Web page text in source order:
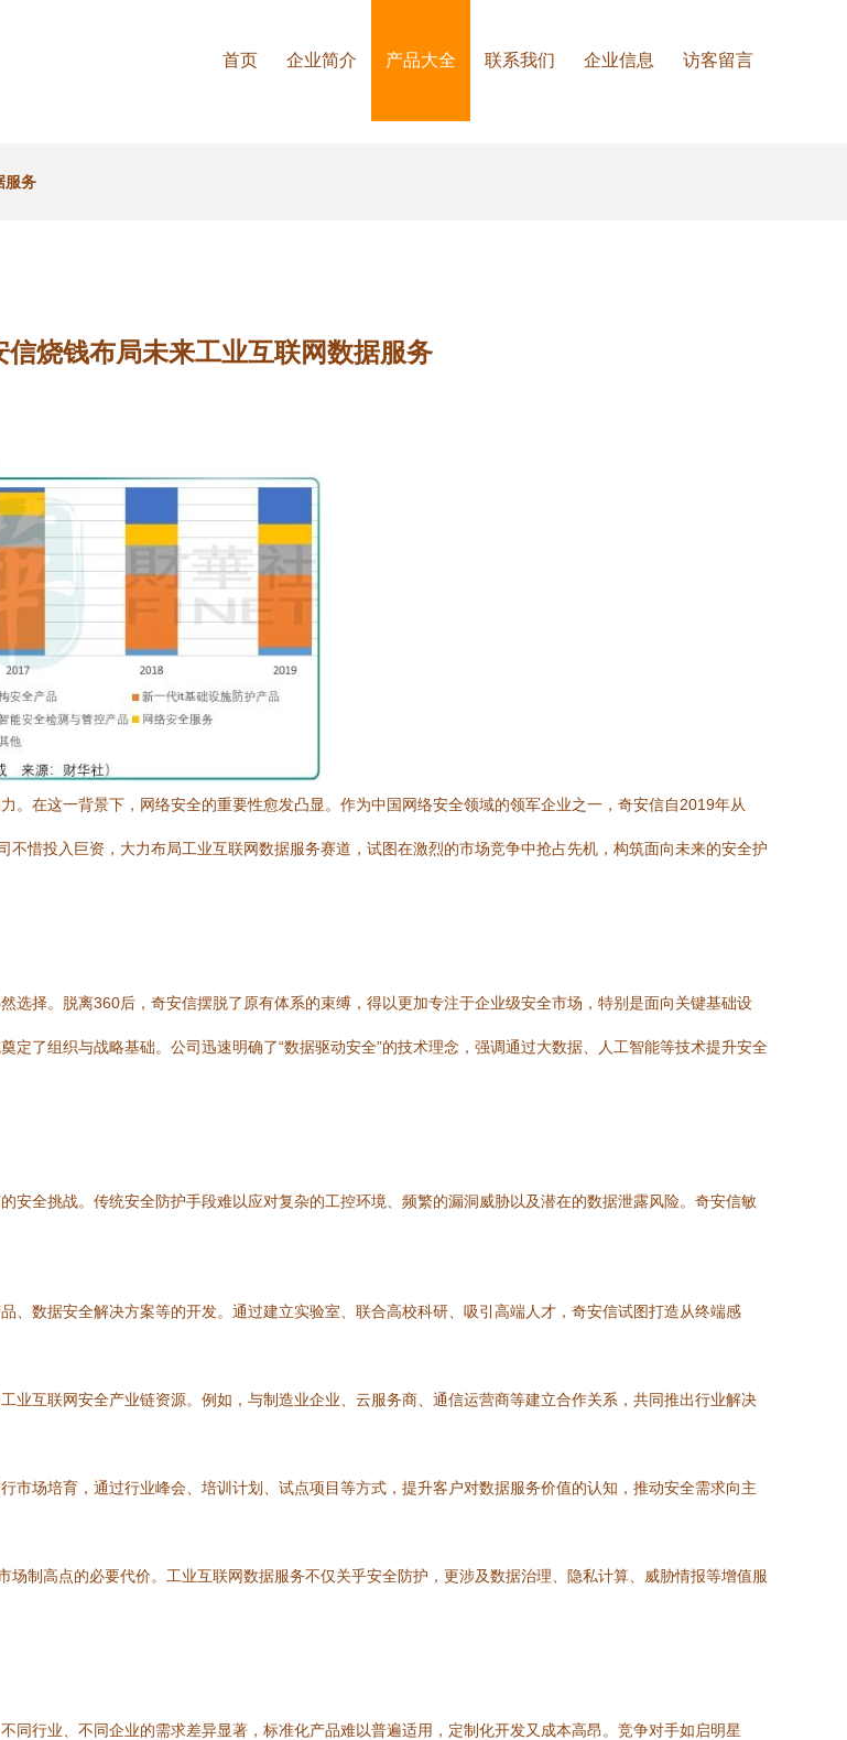
首页 企业简介 产品大全 联系我们 企业信息 访客留言
服务
信烧钱布局未来工业互联网数据服务
。在这一背景下，网络安全的重要性愈发凸显。作为中国网络安全领域的领军企业之一，奇安信自2019年从
惜投入巨资，大力布局工业互联网数据服务赛道，试图在激烈的市场竞争中抢占先机，构筑面向未来的安全护
选择。脱离360后，奇安信摆脱了原有体系的束缚，得以更加专注于企业级安全市场，特别是面向关键基础设
了组织与战略基础。公司迅速明确了“数据驱动安全”的技术理念，强调通过大数据、人工智能等技术提升安全
安全挑战。传统安全防护手段难以应对复杂的工控环境、频繁的漏洞威胁以及潜在的数据泄露风险。奇安信敏
、数据安全解决方案等的开发。通过建立实验室、联合高校科研、吸引高端人才，奇安信试图打造从终端感
业互联网安全产业链资源。例如，与制造业企业、云服务商、通信运营商等建立合作关系，共同推出行业解决
市场培育，通过行业峰会、培训计划、试点项目等方式，提升客户对数据服务价值的认知，推动安全需求向主
制高点的必要代价。工业互联网数据服务不仅关乎安全防护，更涉及数据治理、隐私计算、威胁情报等增值服
同行业、不同企业的需求差异显著，标准化产品难以普遍适用，定制化开发又成本高昂。竞争对手如启明星